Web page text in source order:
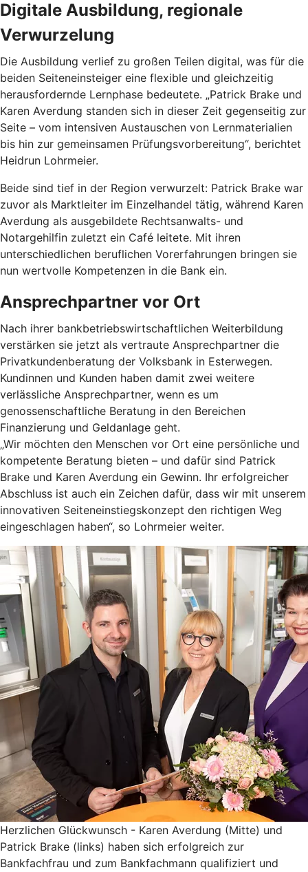
Digitale Ausbildung, regionale
Verwurzelung
Die Ausbildung verlief zu großen Teilen digital, was für die
beiden Seiteneinsteiger eine flexible und gleichzeitig
herausfordernde Lernphase bedeutete. „Patrick Brake und
Karen Averdung standen sich in dieser Zeit gegenseitig zur
Seite – vom intensiven Austauschen von Lernmaterialien
bis hin zur gemeinsamen Prüfungsvorbereitung“, berichtet
Heidrun Lohrmeier.
Beide sind tief in der Region verwurzelt: Patrick Brake war
zuvor als Marktleiter im Einzelhandel tätig, während Karen
Averdung als ausgebildete Rechtsanwalts- und
Notargehilfin zuletzt ein Café leitete. Mit ihren
unterschiedlichen beruflichen Vorerfahrungen bringen sie
nun wertvolle Kompetenzen in die Bank ein.
Ansprechpartner vor Ort
Nach ihrer bankbetriebswirtschaftlichen Weiterbildung
verstärken sie jetzt als vertraute Ansprechpartner die
Privatkundenberatung der Volksbank in Esterwegen.
Kundinnen und Kunden haben damit zwei weitere
verlässliche Ansprechpartner, wenn es um
genossenschaftliche Beratung in den Bereichen
Finanzierung und Geldanlage geht.
„Wir möchten den Menschen vor Ort eine persönliche und
kompetente Beratung bieten – und dafür sind Patrick
Brake und Karen Averdung ein Gewinn. Ihr erfolgreicher
Abschluss ist auch ein Zeichen dafür, dass wir mit unserem
innovativen Seiteneinstiegskonzept den richtigen Weg
eingeschlagen haben“, so Lohrmeier weiter.
Herzlichen Glückwunsch - Karen Averdung (Mitte) und
Patrick Brake (links) haben sich erfolgreich zur
Bankfachfrau und zum Bankfachmann qualifiziert und